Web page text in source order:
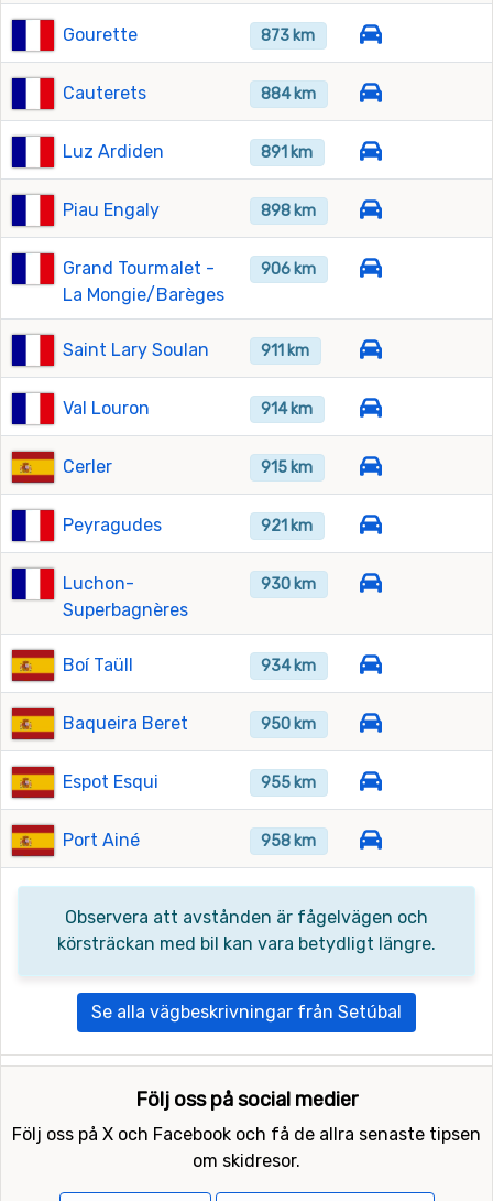
Gourette 873 km
Cauterets 884 km
Luz Ardiden 891 km
Piau Engaly 898 km
Grand Tourmalet -
La Mongie/Barèges
906 km
Saint Lary Soulan 911 km
Val Louron 914 km
Cerler 915 km
Peyragudes 921 km
Luchon-
Superbagnères
930 km
Boí Taüll 934 km
Baqueira Beret 950 km
Espot Esqui 955 km
Port Ainé 958 km
Observera att avstånden är fågelvägen och
körsträckan med bil kan vara betydligt längre.
Se alla vägbeskrivningar från Setúbal
Följ oss på social medier
Följ oss på X och Facebook och få de allra senaste tipsen
om skidresor.